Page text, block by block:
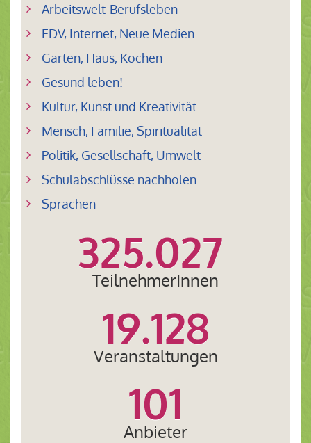
Arbeitswelt-Berufsleben
EDV, Internet, Neue Medien
Garten, Haus, Kochen
Gesund leben!
Kultur, Kunst und Kreativität
Mensch, Familie, Spiritualität
Politik, Gesellschaft, Umwelt
Schulabschlüsse nachholen
Sprachen
325.027
TeilnehmerInnen
19.128
Veranstaltungen
101
Anbieter